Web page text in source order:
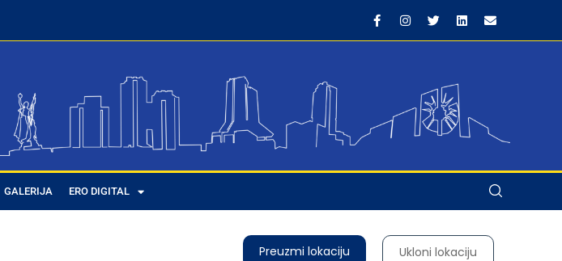
GALERIJA ERO DIGITAL
Preuzmi lokaciju Ukloni lokaciju